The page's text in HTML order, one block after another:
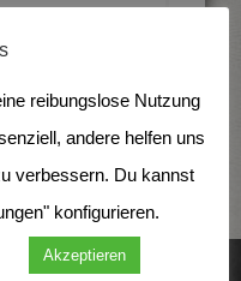
reibungslose Nutzung
andere helfen uns
verbessern. Du kannst
konfigurieren.
Akzeptieren